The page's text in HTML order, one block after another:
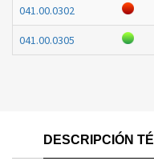
041.00.0302
041.00.0305
DESCRIPCIÓN